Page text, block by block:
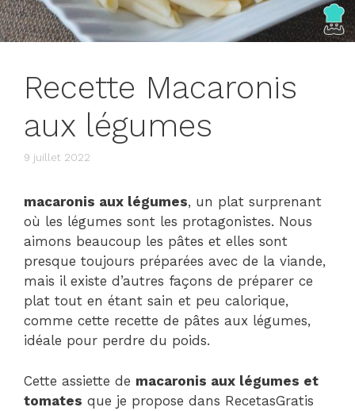
Recette Macaronis
aux légumes
9 juillet 2022
macaronis aux légumes, un plat surprenant
où les légumes sont les protagonistes. Nous
aimons beaucoup les pâtes et elles sont
presque toujours préparées avec de la viande,
mais il existe d’autres façons de préparer ce
plat tout en étant sain et peu calorique,
comme cette recette de pâtes aux légumes,
idéale pour perdre du poids.
Cette assiette de macaronis aux légumes et
tomates que je propose dans RecetasGratis